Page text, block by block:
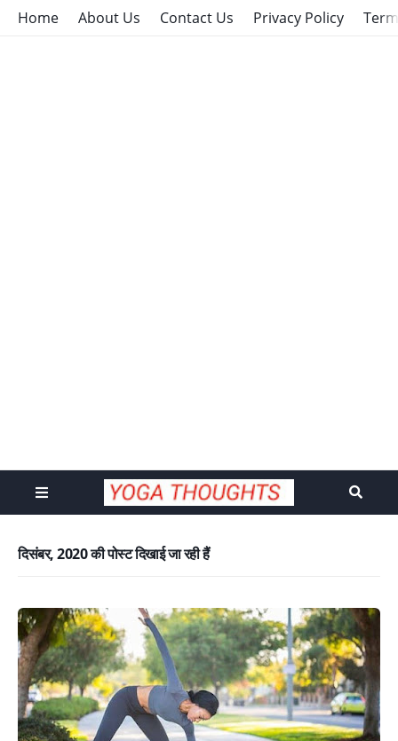
Home About Us Contact Us Privacy Policy
दिसंबर, 2020 की पोस्ट दिखाई जा रही हैं